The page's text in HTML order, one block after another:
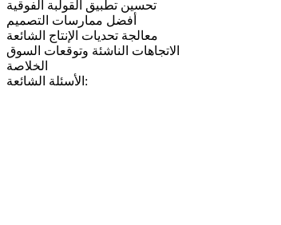
تحسين تطبيق القولبة الفوقية
أفضل ممارسات التصميم
معالجة تحديات الإنتاج الشائعة
الاتجاهات الناشئة وتوقعات السوق
الخلاصة
الأسئلة الشائعة: